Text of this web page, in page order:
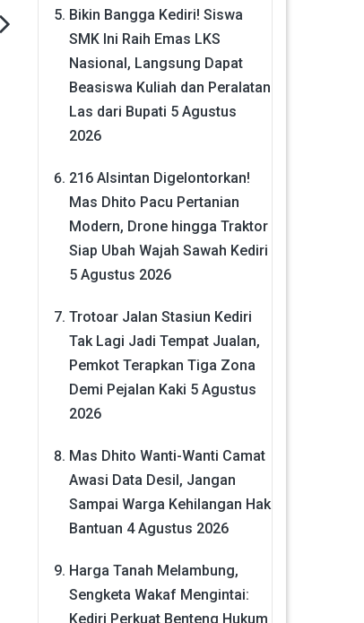
Bikin Bangga Kediri! Siswa
SMK Ini Raih Emas LKS
Nasional, Langsung Dapat
Beasiswa Kuliah dan Peralatan
Las dari Bupati 5 Agustus
2026
216 Alsintan Digelontorkan!
Mas Dhito Pacu Pertanian
Modern, Drone hingga Traktor
Siap Ubah Wajah Sawah Kediri
5 Agustus 2026
Trotoar Jalan Stasiun Kediri
Tak Lagi Jadi Tempat Jualan,
Pemkot Terapkan Tiga Zona
Demi Pejalan Kaki 5 Agustus
2026
Mas Dhito Wanti-Wanti Camat
Awasi Data Desil, Jangan
Sampai Warga Kehilangan Hak
Bantuan 4 Agustus 2026
Harga Tanah Melambung,
Sengketa Wakaf Mengintai:
Kediri Perkuat Benteng Hukum